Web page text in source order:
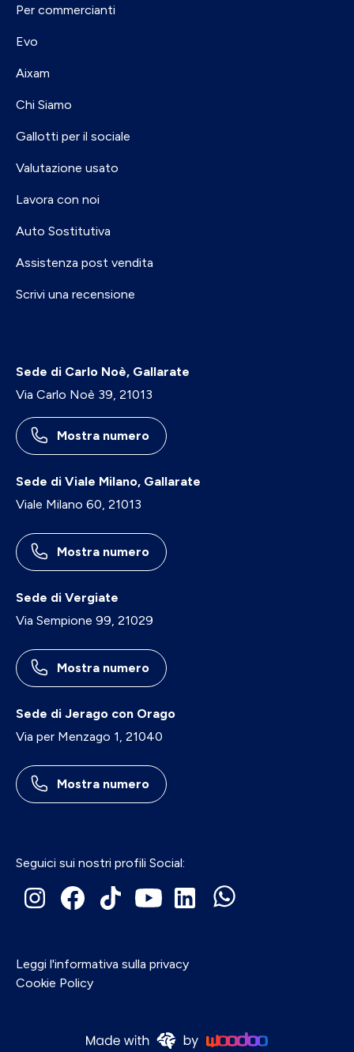
Per commercianti
Evo
Aixam
Chi Siamo
Gallotti per il sociale
Valutazione usato
Lavora con noi
Auto Sostitutiva
Assistenza post vendita
Scrivi una recensione
Sede di Carlo Noè, Gallarate
Via Carlo Noè 39, 21013
Mostra numero
Sede di Viale Milano, Gallarate
Viale Milano 60, 21013
Mostra numero
Sede di Vergiate
Via Sempione 99, 21029
Mostra numero
Sede di Jerago con Orago
Via per Menzago 1, 21040
Mostra numero
Seguici sui nostri profili Social:
Leggi l'informativa sulla privacy
Cookie Policy